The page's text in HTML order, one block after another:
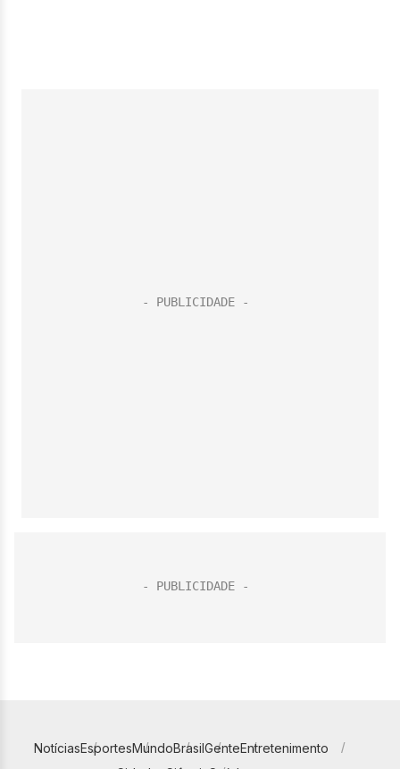
NotíciasEsportesMundoBrasilGenteEntretenimento